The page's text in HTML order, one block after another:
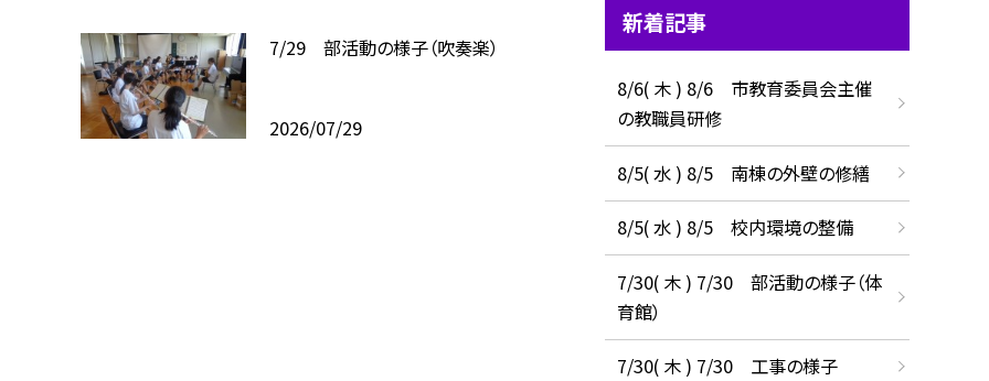
7/29 部活動の様子（吹奏楽）
2026/07/29
新着記事
8/6( 木 ) 8/6 市教育委員会主催
の教職員研修
8/5( 水 ) 8/5 南棟の外壁の修繕
8/5( 水 ) 8/5 校内環境の整備
7/30( 木 ) 7/30 部活動の様子（体
育館）
7/30( 木 ) 7/30 工事の様子